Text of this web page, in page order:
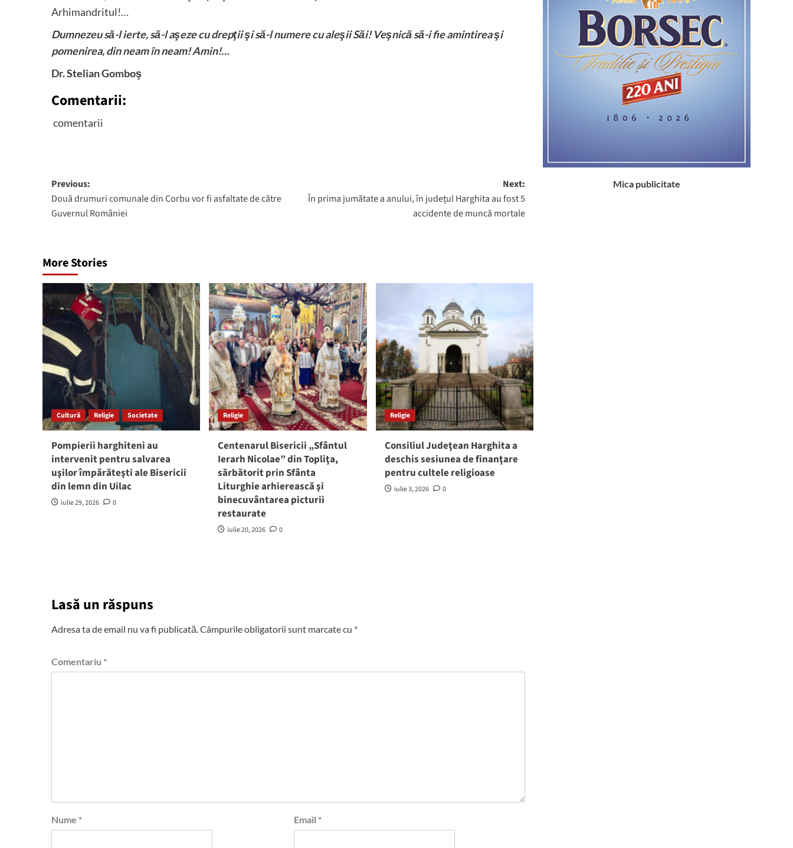
Arhimandritul!…
Dumnezeu să-l ierte, să-l aşeze cu drepţii şi să-l numere cu aleşii Săi! Veşnică să-i fie amintirea şi
pomenirea, din neam în neam! Amin!…
Dr. Stelian Gomboş
Comentarii:
comentarii
Post
navigation
Previous:
Două drumuri comunale din Corbu vor fi asfaltate de către
Guvernul României
Next:
În prima jumătate a anului, în judeţul Harghita au fost 5
accidente de muncă mortale
More Stories
Cultură Religie Societate
Pompierii harghiteni au
intervenit pentru salvarea
uşilor împărăteşti ale Bisericii
din lemn din Uilac
iulie 29, 2026 0
Religie
Centenarul Bisericii „Sfântul
Ierarh Nicolae” din Topliţa,
sărbătorit prin Sfânta
Liturghie arhierească şi
binecuvântarea picturii
restaurate
iulie 20, 2026 0
Religie
Consiliul Judeţean Harghita a
deschis sesiunea de finanţare
pentru cultele religioase
iulie 3, 2026 0
Lasă un răspuns
Adresa ta de email nu va fi publicată.Câmpurile obligatorii sunt marcate cu *
Comentariu *
Nume * Email *
Mica publicitate